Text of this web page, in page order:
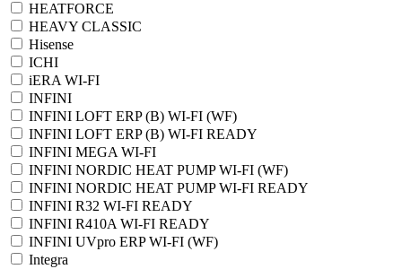
HEATFORCE
HEAVY CLASSIC
Hisense
ICHI
iERA WI-FI
INFINI
INFINI LOFT ERP (B) WI-FI (WF)
INFINI LOFT ERP (B) WI-FI READY
INFINI MEGA WI-FI
INFINI NORDIC HEAT PUMP WI-FI (WF)
INFINI NORDIC HEAT PUMP WI-FI READY
INFINI R32 WI-FI READY
INFINI R410A WI-FI READY
INFINI UVpro ERP WI-FI (WF)
Integra